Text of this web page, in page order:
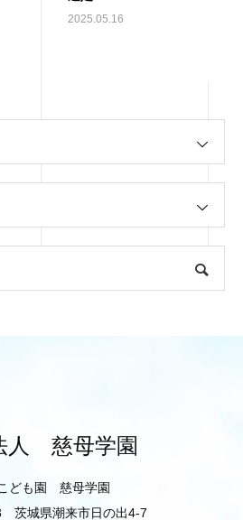
2025.05.16
人 慈母学園
ども園 慈母学園
茨城県潮来市日の出4-7